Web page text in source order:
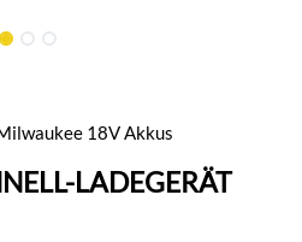
18V Akkus
LADEGERÄT